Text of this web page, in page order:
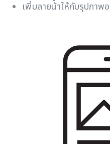
เพิ่มลายน้ําให้กับรุปภา